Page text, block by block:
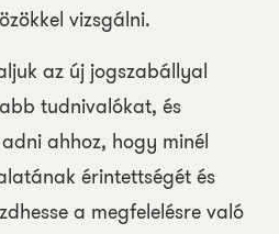
vizsgálni.
az új jogszabállyal
tudnivalókat, és
ahhoz, hogy minél
érintettségét és
a megfelelésre való